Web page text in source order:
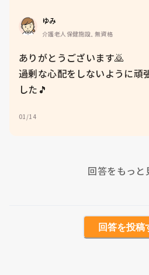
ゆみ
介護老人保健施設, 無資格
ありがとうございます🙇
過剰な心配をしないように頑
した🎵
01/14
回答をもっと
回答を投稿